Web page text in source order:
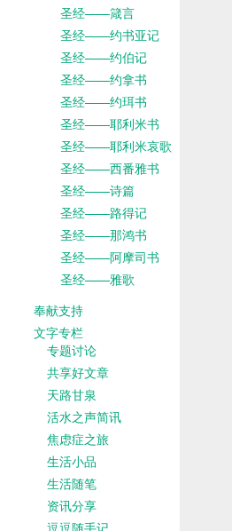
圣经——箴言
圣经——约书亚记
圣经——约伯记
圣经——约拿书
圣经——约珥书
圣经——耶利米书
圣经——耶利米哀歌
圣经——西番雅书
圣经——诗篇
圣经——路得记
圣经——那鸿书
圣经——阿摩司书
圣经——雅歌
奉献支持
文字专栏
专题讨论
共享好文章
天路甘泉
活水之声简讯
焦虑症之旅
生活小品
生活随笔
资讯分享
逗逗随手记